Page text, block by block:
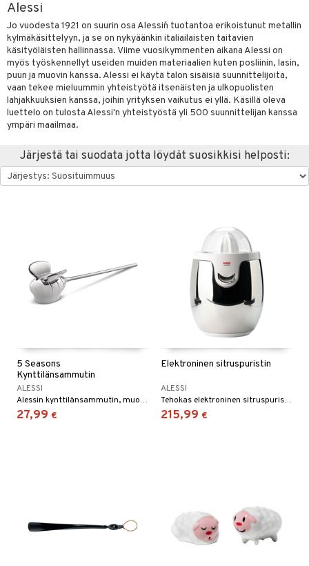
Alessi
Jo vuodesta 1921 on suurin osa Alessi´n tuotantoa erikoistunut metallin
kylmäkäsittelyyn, ja se on nykyäänkin italiailaisten taitavien
käsityöläisten hallinnassa. Viime vuosikymmenten aikana Alessi on
myös työskennellyt useiden muiden materiaalien kuten posliinin, lasin,
puun ja muovin kanssa. Alessi ei käytä talon sisäisiä suunnittelijoita,
vaan tekee mieluummin yhteistyötä itsenäisten ja ulkopuolisten
lahjakkuuksien kanssa, joihin yrityksen vaikutus ei yllä. Käsillä oleva
luettelo on tulosta Alessi'n yhteistyöstä yli 500 suunnittelijan kanssa
ympäri maailmaa.
Järjestä tai suodata jotta löydät suosikkisi helposti:
5 Seasons
Kynttilänsammutin
ALESSI
Alessin kynttilänsammutin, muotoilultaan luonnon inspiroima.
27,99 €
Elektroninen sitruspuristin
ALESSI
Tehokas elektroninen sitruspuristin, ruostumatonta terästä ja muovia.
215,99 €
& Sähkövatkaimet
koneet
& Cocktailasit
& Konjakkilasit
Kattilat
Maustemyllyt
/ Outdoor
Siivous
Leivontavuoat
& Vihannesveitset
& Tyynyliinat
& Peitot
& Korit
& Veistokset
& Lyhdyt
& Hyllyt
& Korit
tekstiilit
tekstiilit
tekstiilit
hyönteissuoja
& Lyhdyt
& vastauksia